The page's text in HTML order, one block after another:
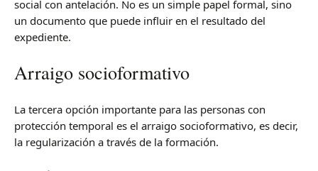
social con antelación. No es un simple papel formal, sino
un documento que puede influir en el resultado del
expediente.
Arraigo socioformativo
La tercera opción importante para las personas con
protección temporal es el arraigo socioformativo, es decir,
la regularización a través de la formación.